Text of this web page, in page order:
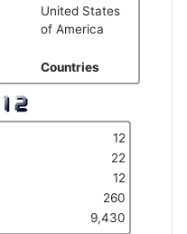
United States
of America
Countries
12
22
12
260
9,430